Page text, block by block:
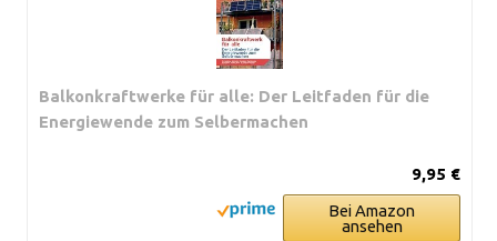
Balkonkraftwerke für alle: Der Leitfaden für die
Energiewende zum Selbermachen
9,95 €
Bei Amazon
ansehen